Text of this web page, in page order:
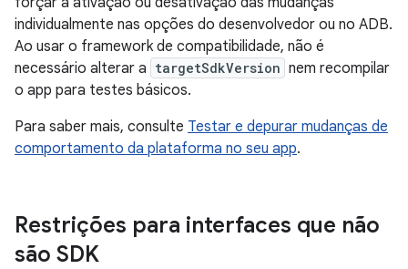
individualmente nas opções do desenvolvedor ou no ADB.
Ao usar o framework de compatibilidade, não é
necessário alterar a targetSdkVersion nem recompilar
o app para testes básicos.
Para saber mais, consulte Testar e depurar mudanças de
comportamento da plataforma no seu app.
Restrições para interfaces que não
são SDK